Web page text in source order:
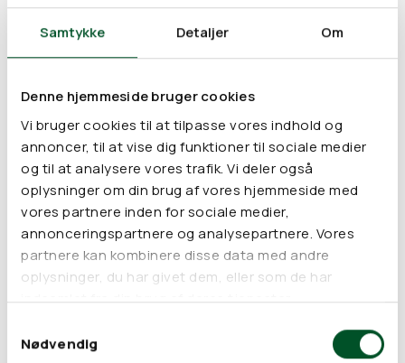
Samtykke Detaljer Om
Denne hjemmeside bruger cookies
Vi bruger cookies til at tilpasse vores indhold og
annoncer, til at vise dig funktioner til sociale medier
og til at analysere vores trafik. Vi deler også
oplysninger om din brug af vores hjemmeside med
vores partnere inden for sociale medier,
annonceringspartnere og analysepartnere. Vores
partnere kan kombinere disse data med andre
oplysninger, du har givet dem, eller som de har
indsamlet fra din brug af deres tjenester.
Nødvendig
får du et både naturligt, økologisk og vegansk vaskemiddel,
rengøring rundt om i hjemmet.
Vaskenødderne er velegnet til rengøring grundet deres
indhold af Saponin, som har en evne til at opløse og fjerne
snavs. Saponin vil blive frigjort, når det kommer i kontakt med
vand over 30 grader. Vaskenødderne lægges i en vaskepose
og lægges med ind i tromlen, når tøjet vaskes. Du kan med
fordel bruge 4-5 sæbebær pr. vask. Da vaskenødderne er
yderst skånsomme, kan de også bruges til vask af uld og
Er der angivet en * ved en ingrediens, er den 100%